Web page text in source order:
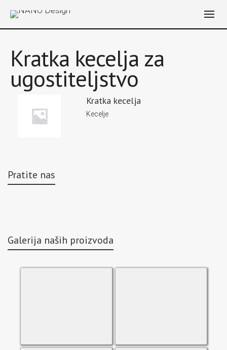
Kratka kecelja za
ugostiteljstvo
Kratka kecelja
Kecelje
Pratite nas
Galerija naših proizvoda